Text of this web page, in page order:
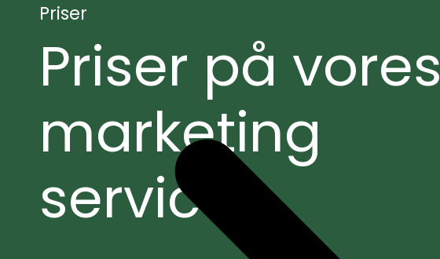
Priser
Priser på vores
marketing
services